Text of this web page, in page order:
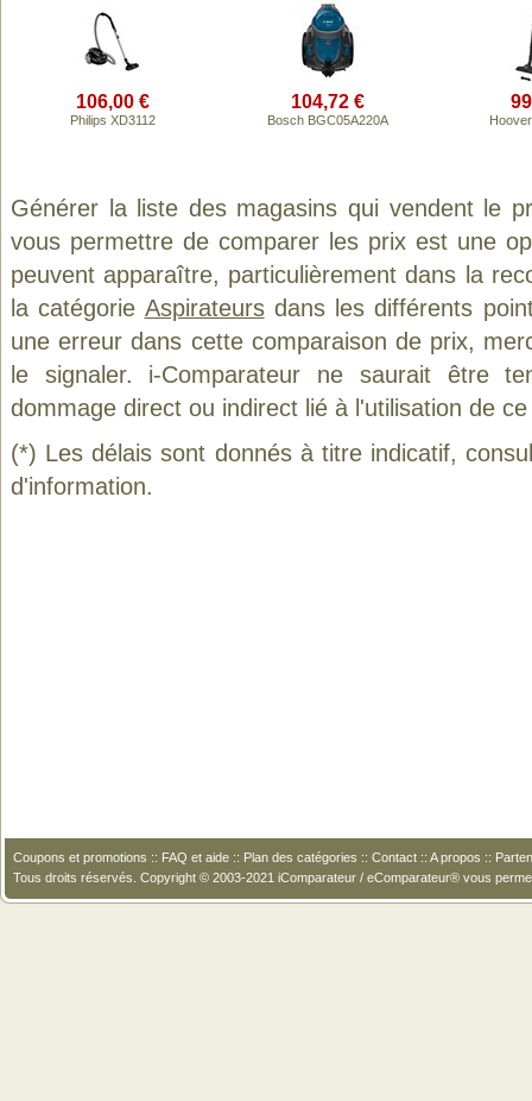
106,00 €
Philips XD3112
104,72 €
Bosch BGC05A220A
Générer la liste des magasins qui vendent le
vous permettre de comparer les prix est une
peuvent apparaître, particulièrement dans la
la catégorie Aspirateursdans les différents
une erreur dans cette comparaison de prix,
le signaler. i-Comparateur ne saurait être
dommage direct ou indirect lié à l'utilisation de
(*) Les délais sont donnés à titre indicatif,
d'information.
Coupons et promotions :: FAQ et aide :: Plan des catégories :: Contact :: A propos ::
Tous droits réservés. Copyright © 2003-2021 iComparateur / eComparateur® vous